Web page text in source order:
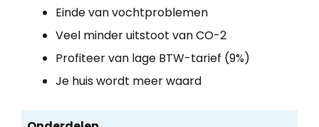
Einde van vochtproblemen
Veel minder uitstoot van CO-2
Profiteer van lage BTW-tarief (9%)
Je huis wordt meer waard